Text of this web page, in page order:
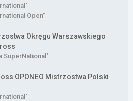
Open"
Okręgu Warszawskiego
SuperNational"
OPONEO Mistrzostwa Polski